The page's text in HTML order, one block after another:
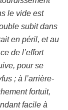
le vide est
subit dans
en péril, et au
de l’effort
pour se
; à l’arrière-
fortuit,
facile à